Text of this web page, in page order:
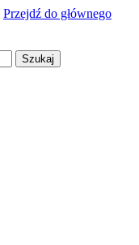
Przejdź do głównego